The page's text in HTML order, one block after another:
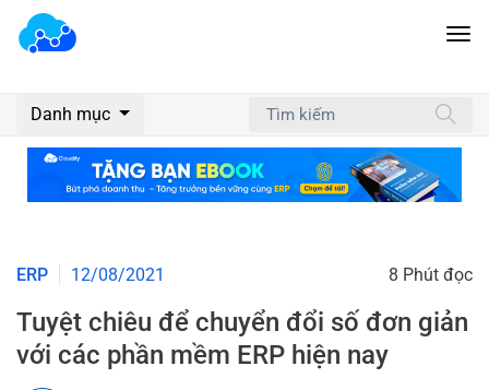
Danh mục
ERP 12/08/2021 8 Phút đọc
Tuyệt chiêu để chuyển đổi số đơn giản
với các phần mềm ERP hiện nay